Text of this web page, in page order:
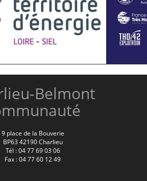
Belmont
9 place de la Bouverie
BP63 42190 Charlieu
Tél : 04 77 69 03 06
Fax : 04 77 60 12 49